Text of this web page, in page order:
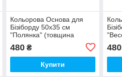
Кольорова Основа для
Бізіборду 50х35 см
"Полянка" (товщина
фанери 0,8 см) Фанера 8
мм + Односторонній Друк
480₴
Купити
мм +
480